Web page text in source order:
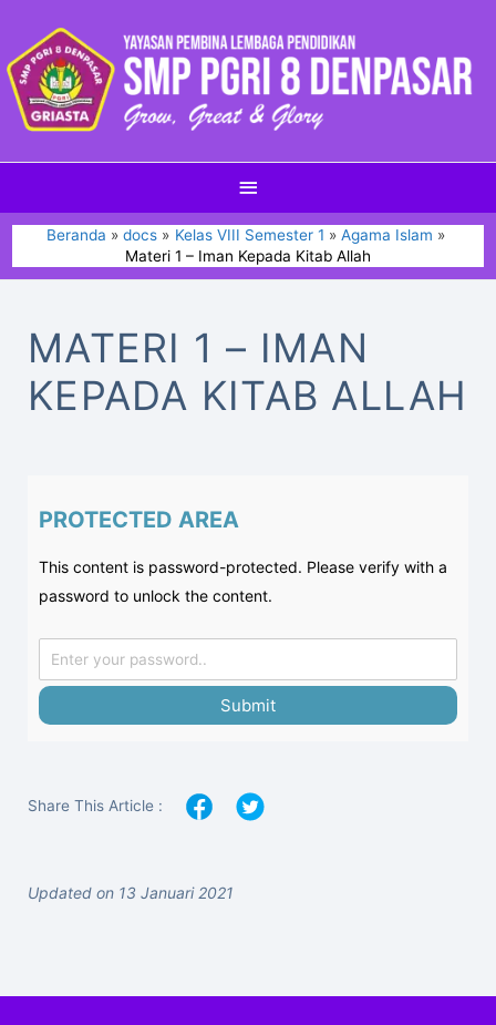
Beranda docs Kelas VIII Semester 1
Agama Islam
Materi 1 – Iman Kepada Kitab Allah
MATERI 1 – IMAN
KEPADA KITAB ALLAH
PROTECTED AREA
This content is password-protected. Please verify with a
password to unlock the content.
Submit
Share This Article :
Updated on 13 Januari 2021